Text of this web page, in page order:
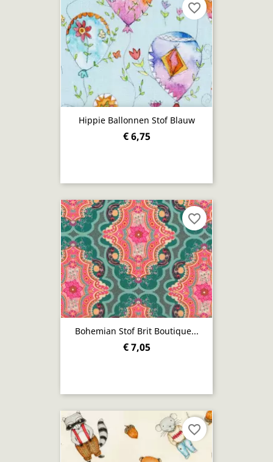
Hippie Ballonnen Stof Blauw
€ 6,75
favorite_border
Bohemian Stof Brit Boutique...
€ 7,05
favorite_border
favorite_border